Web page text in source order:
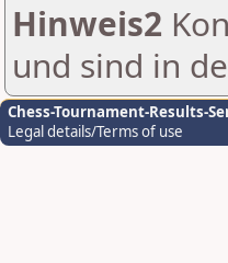
Hinweis2
und sind in
Chess-Tournament-Results-
Legal details/Terms of use